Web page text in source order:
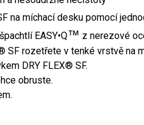
na míchací desku pomocí
EASY•Q™ z nerezové
SF rozetřete v tenké vrstvě na
DRY FLEX® SF.
obruste.